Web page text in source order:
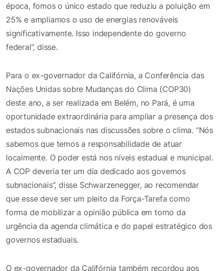
época, fomos o único estado que reduziu a poluição em
25% e ampliamos o uso de energias renováveis
significativamente. Isso independente do governo
federal”, disse.
Para o ex-governador da Califórnia, a Conferência das
Nações Unidas sobre Mudanças do Clima (COP30)
deste ano, a ser realizada em Belém, no Pará, é uma
oportunidade extraordinária para ampliar a presença dos
estados subnacionais nas discussões sobre o clima. “Nós
sabemos que temos a responsabilidade de atuar
localmente. O poder está nos níveis estadual e municipal.
A COP deveria ter um dia dedicado aos governos
subnacionais”, disse Schwarzenegger, ao recomendar
que esse deve ser um pleito da Força-Tarefa como
forma de mobilizar a opinião pública em torno da
urgência da agenda climática e do papel estratégico dos
governos estaduais.
O ex-governador da Califórnia também recordou aos